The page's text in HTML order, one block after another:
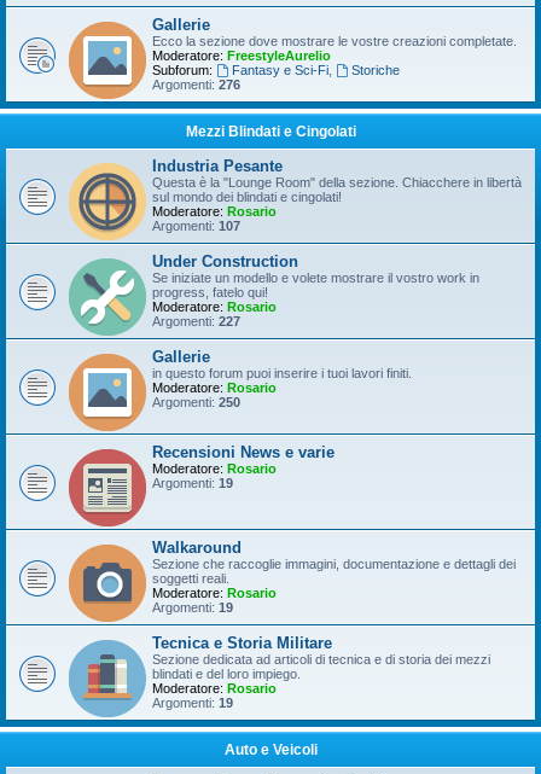
Gallerie
Ecco la sezione dove mostrare le vostre creazioni completate.
Moderatore: FreestyleAurelio
Subforum:
Fantasy e Sci-Fi,
Storiche
Argomenti: 276
Mezzi Blindati e Cingolati
Industria Pesante
Questa è la "Lounge Room" della sezione. Chiacchere in libertà
sul mondo dei blindati e cingolati!
Moderatore: Rosario
Argomenti: 107
Under Construction
Se iniziate un modello e volete mostrare il vostro work in
progress, fatelo qui!
Moderatore: Rosario
Argomenti: 227
Gallerie
in questo forum puoi inserire i tuoi lavori finiti.
Moderatore: Rosario
Argomenti: 250
Recensioni News e varie
Moderatore: Rosario
Argomenti: 19
Walkaround
Sezione che raccoglie immagini, documentazione e dettagli dei
soggetti reali.
Moderatore: Rosario
Argomenti: 19
Tecnica e Storia Militare
Sezione dedicata ad articoli di tecnica e di storia dei mezzi
blindati e del loro impiego.
Moderatore: Rosario
Argomenti: 19
Auto e Veicoli